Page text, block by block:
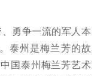
勇争一流的军人本
泰州是梅兰芳的故
中国泰州梅兰芳艺术